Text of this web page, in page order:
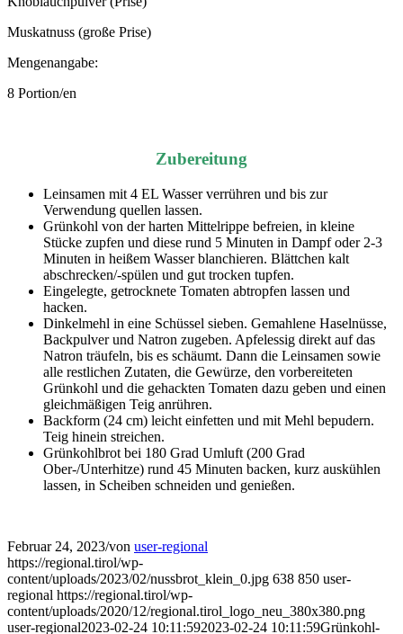
Muskatnuss (große Prise)
Mengenangabe:
8 Portion/en
Zubereitung
Leinsamen mit 4 EL Wasser verrühren und bis zur
Verwendung quellen lassen.
Grünkohl von der harten Mittelrippe befreien, in kleine
Stücke zupfen und diese rund 5 Minuten in Dampf oder 2-3
Minuten in heißem Wasser blanchieren. Blättchen kalt
abschrecken/-spülen und gut trocken tupfen.
Eingelegte, getrocknete Tomaten abtropfen lassen und
hacken.
Dinkelmehl in eine Schüssel sieben. Gemahlene Haselnüsse,
Backpulver und Natron zugeben. Apfelessig direkt auf das
Natron träufeln, bis es schäumt. Dann die Leinsamen sowie
alle restlichen Zutaten, die Gewürze, den vorbereiteten
Grünkohl und die gehackten Tomaten dazu geben und einen
gleichmäßigen Teig anrühren.
Backform (24 cm) leicht einfetten und mit Mehl bepudern.
Teig hinein streichen.
Grünkohlbrot bei 180 Grad Umluft (200 Grad
Ober-/Unterhitze) rund 45 Minuten backen, kurz auskühlen
lassen, in Scheiben schneiden und genießen.
Februar 24, 2023/von user-regional
https://regional.tirol/wp-
content/uploads/2023/02/nussbrot_klein_0.jpg 638 850 user-
regional https://regional.tirol/wp-
content/uploads/2020/12/regional.tirol_logo_neu_380x380.png
user-regional2023-02-24 10:11:592023-02-24 10:11:59Grünkohl-